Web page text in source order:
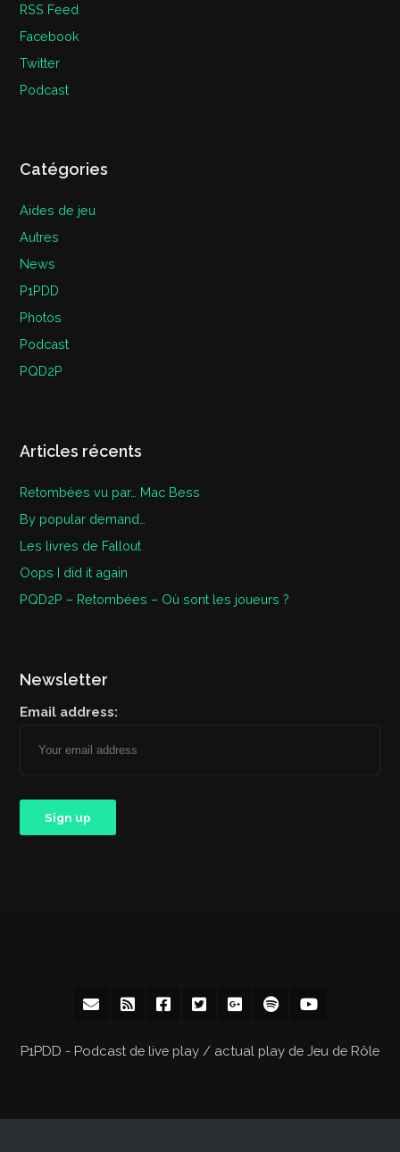
RSS Feed
Facebook
Twitter
Podcast
Catégories
Aides de jeu
Autres
News
P1PDD
Photos
Podcast
PQD2P
Articles récents
Retombées vu par… Mac Bess
By popular demand…
Les livres de Fallout
Oops I did it again
PQD2P – Retombées – Où sont les joueurs ?
Newsletter
Email address:
P1PDD - Podcast de live play / actual play de Jeu de Rôle